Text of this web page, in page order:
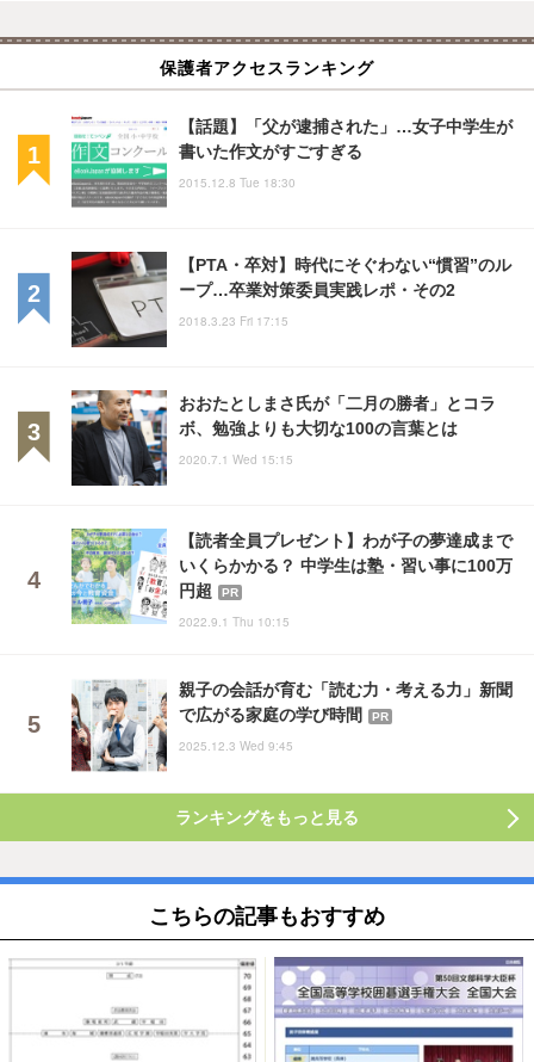
保護者アクセスランキング
【話題】「父が逮捕された」…女子中学生が
書いた作文がすごすぎる
2015.12.8 Tue 18:30
【PTA・卒対】時代にそぐわない“慣習”のル
ープ…卒業対策委員実践レポ・その2
2018.3.23 Fri 17:15
おおたとしまさ氏が「二月の勝者」とコラ
ボ、勉強よりも大切な100の言葉とは
2020.7.1 Wed 15:15
【読者全員プレゼント】わが子の夢達成まで
いくらかかる？ 中学生は塾・習い事に100万
円超
PR
2022.9.1 Thu 10:15
親子の会話が育む「読む力・考える力」新聞
で広がる家庭の学び時間
PR
2025.12.3 Wed 9:45
ランキングをもっと見る
こちらの記事もおすすめ